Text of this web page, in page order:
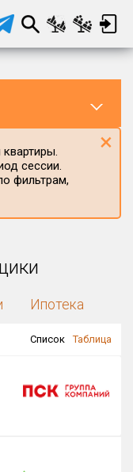
сессии.
фильтрам,
×
Ипотека
Список
Таблица